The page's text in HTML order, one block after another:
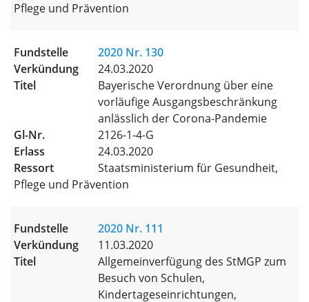
Pflege und Prävention
2020 Nr. 130
24.03.2020
Bayerische Verordnung über eine
vorläufige Ausgangsbeschränkung
anlässlich der Corona-Pandemie
2126-1-4-G
24.03.2020
Staatsministerium für Gesundheit,
Pflege und Prävention
2020 Nr. 111
11.03.2020
Allgemeinverfügung des StMGP zum
Besuch von Schulen,
Kindertageseinrichtungen,